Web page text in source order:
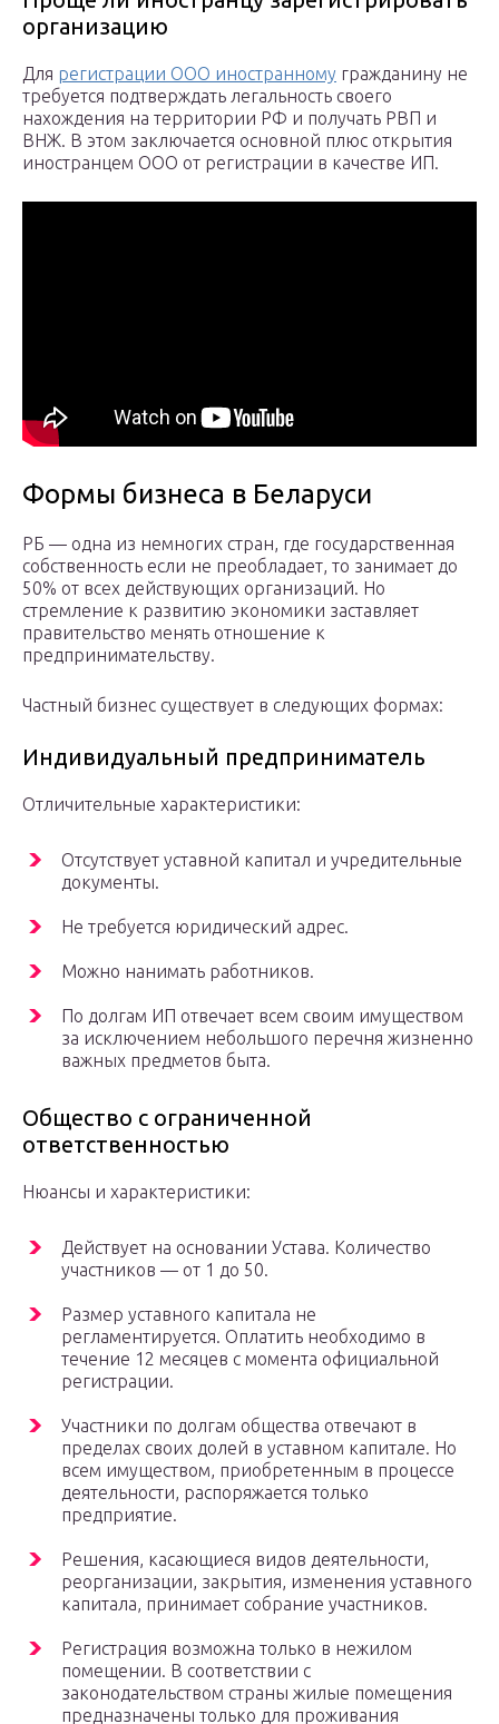
организацию
Для регистрации ООО иностранному гражданину не
требуется подтверждать легальность своего
нахождения на территории РФ и получать РВП и
ВНЖ. В этом заключается основной плюс открытия
иностранцем ООО от регистрации в качестве ИП.
Формы бизнеса в Беларуси
РБ — одна из немногих стран, где государственная
собственность если не преобладает, то занимает до
50% от всех действующих организаций. Но
стремление к развитию экономики заставляет
правительство менять отношение к
предпринимательству.
Частный бизнес существует в следующих формах:
Индивидуальный предприниматель
Отличительные характеристики:
Отсутствует уставной капитал и учредительные
документы.
Не требуется юридический адрес.
Можно нанимать работников.
По долгам ИП отвечает всем своим имуществом
за исключением небольшого перечня жизненно
важных предметов быта.
Общество с ограниченной
ответственностью
Нюансы и характеристики:
Действует на основании Устава. Количество
участников — от 1 до 50.
Размер уставного капитала не
регламентируется. Оплатить необходимо в
течение 12 месяцев с момента официальной
регистрации.
Участники по долгам общества отвечают в
пределах своих долей в уставном капитале. Но
всем имуществом, приобретенным в процессе
деятельности, распоряжается только
предприятие.
Решения, касающиеся видов деятельности,
реорганизации, закрытия, изменения уставного
капитала, принимает собрание участников.
Регистрация возможна только в нежилом
помещении. В соответствии с
законодательством страны жилые помещения
предназначены только для проживания